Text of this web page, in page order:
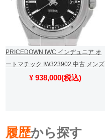
PRICEDOWN IWC インヂュニア オ
ートマチック IW323902 中古 メンズ
¥ 938,000(税込)
履歴から探す